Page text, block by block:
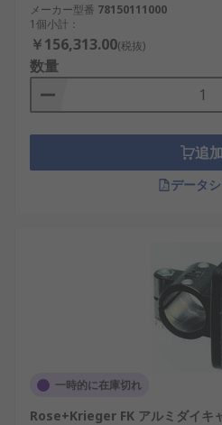
メーカー型番 78150111000
1個小計：
￥156,313.00(税抜)
数量
追加
データ
一時的に在庫切れ
Rose+Krieger FK アルミダイキ